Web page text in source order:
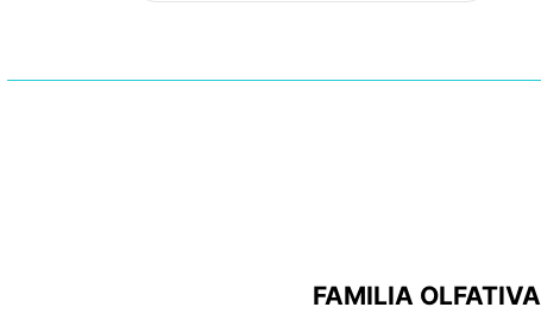
FAMILIA OLFATIVA